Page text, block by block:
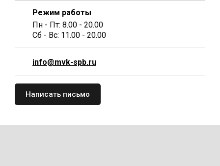
Режим работы
Пн - Пт: 8.00 - 20.00
Сб - Вс: 11.00 - 20.00
info@mvk-spb.ru
Написать письмо